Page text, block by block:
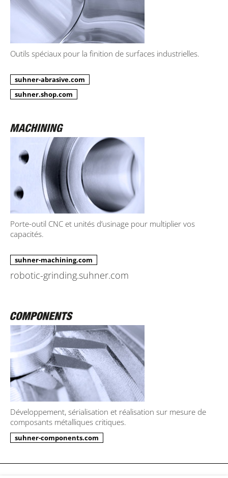
Outils spéciaux pour la finition de surfaces industrielles.
suhner-abrasive.com
suhner.shop.com
Porte-outil CNC et unités d’usinage pour multiplier vos
capacités.
suhner-machining.com
robotic-grinding.suhner.com
Développement, sérialisation et réalisation sur mesure de
composants métalliques critiques.
suhner-components.com